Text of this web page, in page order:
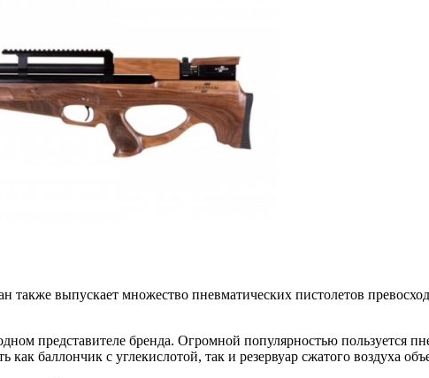
также выпускает множество пневматических пистолетов
представителе бренда. Огромной популярностью пользуется
баллончик с углекислотой, так и резервуар сжатого воздуха